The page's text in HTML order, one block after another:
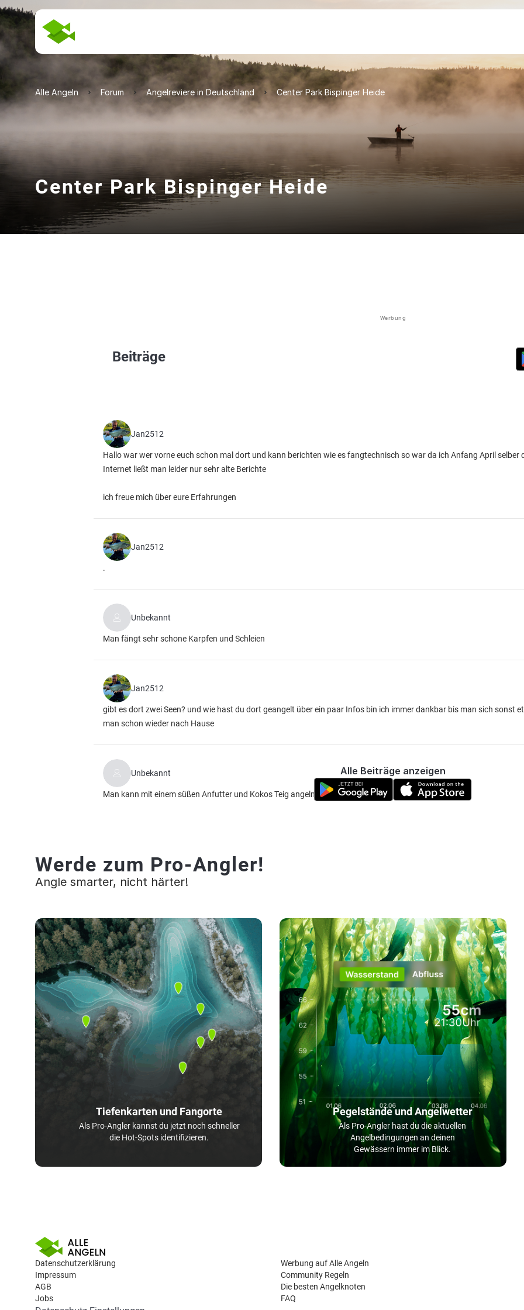
Alle Angeln Forum Angelreviere in Deutschland Center Park Bispinger Heide
Center Park Bispinger Heide
Werbung
Beiträge
Jan2512
Hallo war wer vorne euch schon mal dort und kann berichten wie es fangtechnisch so war da ich Anfang April selber
Internet ließt man leider nur sehr alte Berichte
ich freue mich über eure Erfahrungen
Jan2512
.
Unbekannt
Man fängt sehr schone Karpfen und Schleien
Jan2512
gibt es dort zwei Seen? und wie hast du dort geangelt über ein paar Infos bin ich immer dankbar bis man sich sonst
man schon wieder nach Hause
Unbekannt
Man kann mit einem süßen Anfutter und Kokos Teig angeln
Alle Beiträge anzeigen
Werde zum Pro-Angler!
Angle smarter, nicht härter!
Tiefenkarten und Fangorte
Als Pro-Angler kannst du jetzt noch schneller
die Hot-Spots identifizieren.
Pegelstände und Angelwetter
Als Pro-Angler hast du die aktuellen
Angelbedingungen an deinen
Gewässern immer im Blick.
Datenschutzerklärung
Impressum
AGB
Jobs
Werbung auf Alle Angeln
Community Regeln
Die besten Angelknoten
FAQ